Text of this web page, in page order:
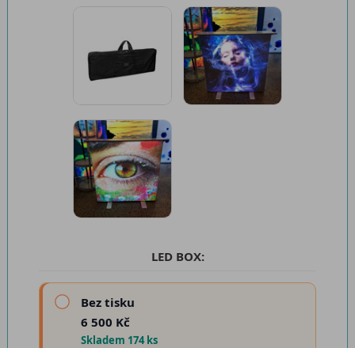
LED BOX:
Bez tisku
6 500 Kč
Skladem 174 ks